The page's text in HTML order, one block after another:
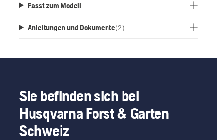
Passt zum Modell
Anleitungen und Dokumente(2)
Sie befinden sich bei
Husqvarna Forst & Garten
Schweiz